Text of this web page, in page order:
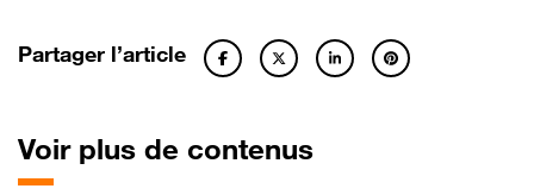
Partager l’article
Voir plus de contenus